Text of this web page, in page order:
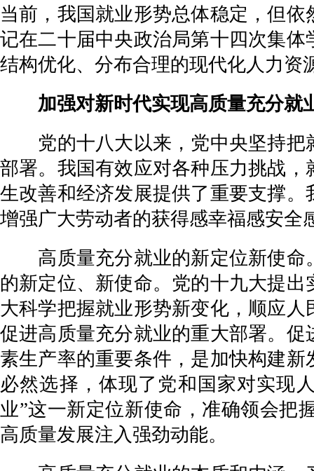
当前，我国就业形势总体稳定，但
记在二十届中央政治局第十四次集
结构优化、分布合理的现代化人力资
加强对新时代实现高质量充分就
党的十八大以来，党中央坚持把
部署。我国有效应对各种压力挑战
生改善和经济发展提供了重要支撑
增强广大劳动者的获得感幸福感安全
高质量充分就业的新定位新使命
的新定位、新使命。党的十九大提
大科学把握就业形势新变化，顺应
促进高质量充分就业的重大部署。
素生产率的重要条件，是加快构建
必然选择，体现了党和国家对实现
业”这一新定位新使命，准确领会把
高质量发展注入强劲动能。